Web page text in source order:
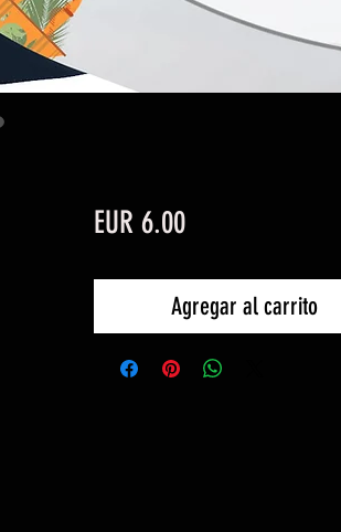
EUR 6.00Precio
Agregar al carrito